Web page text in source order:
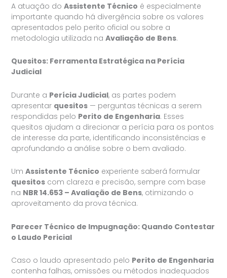
A atuação doAssistente Técnico é especialmente
importante quando há divergência sobre os valores
apresentados pelo perito oficial ou sobre a
metodologia utilizada naAvaliação de Bens.
Quesitos: Ferramenta Estratégica na Perícia
Judicial
Durante a Perícia Judicial, as partes podem
apresentar quesitos — perguntas técnicas a serem
respondidas pelo Perito de Engenharia. Esses
quesitos ajudam a direcionar a perícia para os pontos
de interesse da parte, identificando inconsistências e
aprofundando a análise sobre o bem avaliado.
UmAssistente Técnico experiente saberá formular
quesitos com clareza e precisão, sempre com base
na NBR 14.653 – Avaliação de Bens, otimizando o
aproveitamento da prova técnica.
Parecer Técnico de Impugnação: Quando Contestar
o Laudo Pericial
Caso o laudo apresentado pelo Perito de Engenharia
contenha falhas, omissões ou métodos inadequados